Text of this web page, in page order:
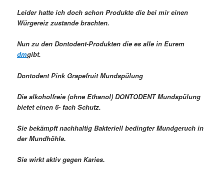
Leider hatte ich doch schon Produkte die bei mir einen
Würgereiz zustande brachten.
Nun zu den Dontodent-Produkten die es alle in Eurem
dmgibt.
Dontodent Pink Grapefruit Mundspülung
Die alkoholfreie (ohne Ethanol) DONTODENT Mundspülung
bietet einen 6- fach Schutz.
Sie bekämpft nachhaltig Bakteriell bedingter Mundgeruch in
der Mundhöhle.
Sie wirkt aktiv gegen Karies.